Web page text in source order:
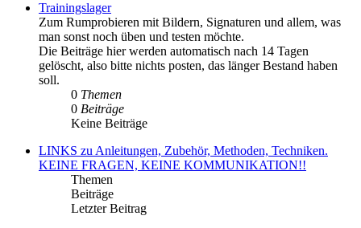
Trainingslager
Zum Rumprobieren mit Bildern, Signaturen und allem, was
man sonst noch üben und testen möchte.
Die Beiträge hier werden automatisch nach 14 Tagen
gelöscht, also bitte nichts posten, das länger Bestand haben
soll.
0 Themen
0 Beiträge
Keine Beiträge
LINKS zu Anleitungen, Zubehör, Methoden, Techniken.
KEINE FRAGEN, KEINE KOMMUNIKATION!!
Themen
Beiträge
Letzter Beitrag